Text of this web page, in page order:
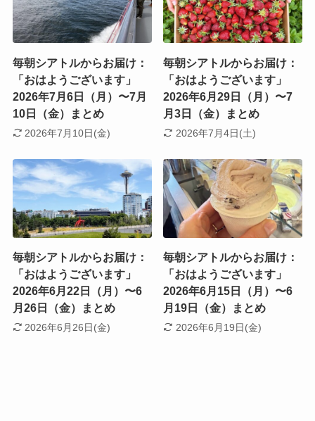
毎朝シアトルからお届け：
「おはようございます」
2026年7月6日（月）〜7月
10日（金）まとめ
2026年7月10日(金)
毎朝シアトルからお届け：
「おはようございます」
2026年6月29日（月）〜7
月3日（金）まとめ
2026年7月4日(土)
毎朝シアトルからお届け：
「おはようございます」
2026年6月22日（月）〜6
月26日（金）まとめ
2026年6月26日(金)
毎朝シアトルからお届け：
「おはようございます」
2026年6月15日（月）〜6
月19日（金）まとめ
2026年6月19日(金)